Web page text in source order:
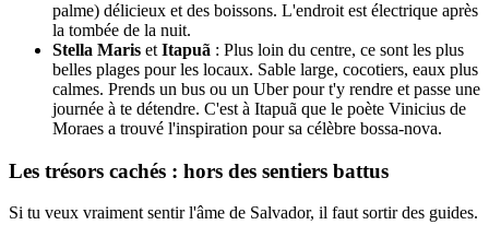
palme) délicieux et des boissons. L'endroit est électrique après
la tombée de la nuit.
Stella Maris et Itapuã : Plus loin du centre, ce sont les plus
belles plages pour les locaux. Sable large, cocotiers, eaux plus
calmes. Prends un bus ou un Uber pour t'y rendre et passe une
journée à te détendre. C'est à Itapuã que le poète Vinicius de
Moraes a trouvé l'inspiration pour sa célèbre bossa-nova.
Les trésors cachés : hors des sentiers battus
Si tu veux vraiment sentir l'âme de Salvador, il faut sortir des guides.